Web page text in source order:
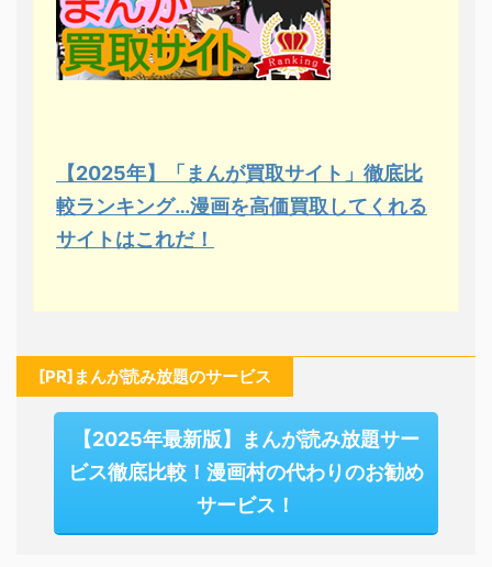
【2025年】「まんが買取サイト」徹底比
較ランキング…漫画を高価買取してくれる
サイトはこれだ！
[PR]まんが読み放題のサービス
【2025年最新版】まんが読み放題サー
ビス徹底比較！漫画村の代わりのお勧め
サービス！